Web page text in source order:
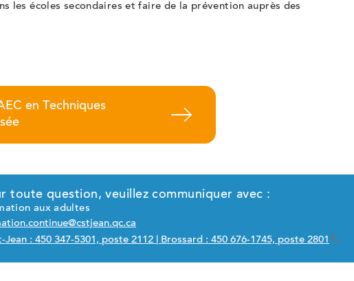
les écoles secondaires et faire de la prévention auprès des
en Techniques
toute question, veuillez communiquer avec :
aux adultes
Jean : 450 347-5301, poste 2112 | Brossard : 450 676-1745, poste 2801